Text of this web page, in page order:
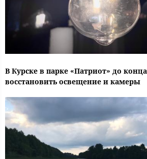
В Курске в парке «Патриот» до
восстановить освещение и камеры